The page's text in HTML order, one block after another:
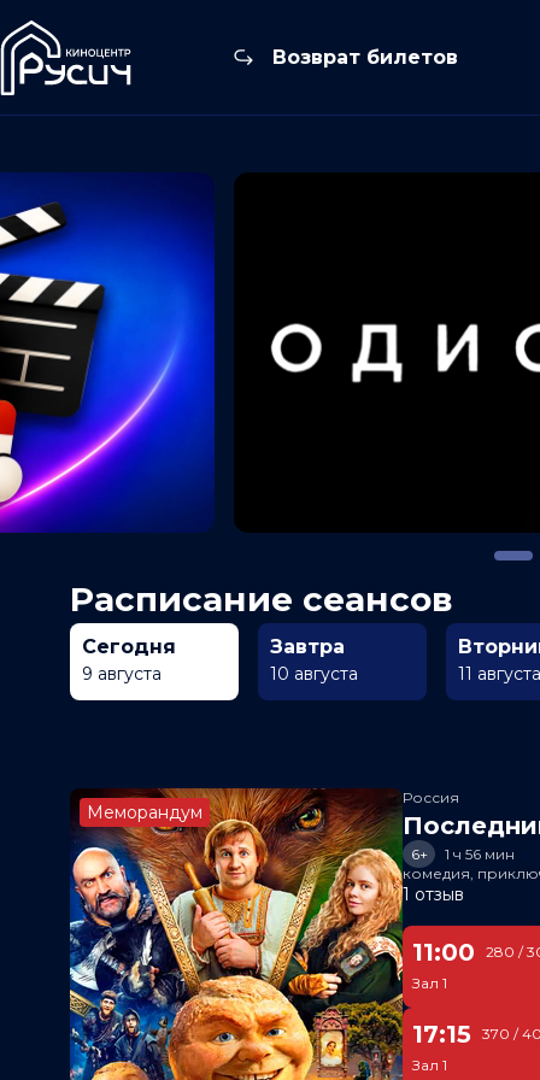
Возврат билетов
Расписание сеансов
Сегодня
9 августа
Завтра
10 августа 11 августа
Меморандум
Россия
6+
1 ч 56 мин
комедия,
1 отзыв
11:00
Зал 1
280 /
17:15
Зал 1
370 /